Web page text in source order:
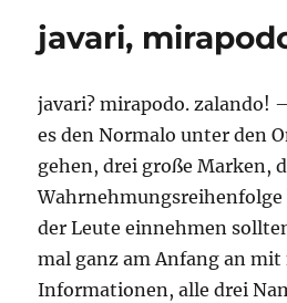
javari,
javari? mirapodo. zalando!
es den Normalo unter den
gehen, drei große Marken,
der Leute einnehmen
mal ganz am Anfang an
Informationen, alle drei